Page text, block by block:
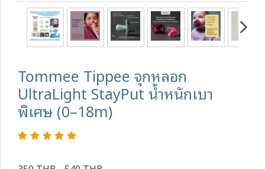
Tommee Tippee จุกหลอก
UltraLight StayPut น้ำหนักเบา
พิเศษ (0–18m)